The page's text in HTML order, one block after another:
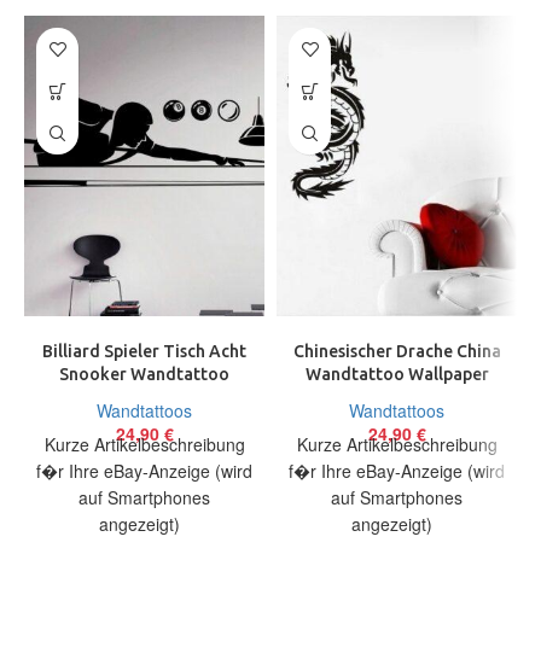
Billiard Spieler Tisch Acht
Snooker Wandtattoo
38×100 cm
Wandtattoos
24,90 €
Kurze Artikelbeschreibung
f�r Ihre eBay-Anzeige (wird
auf Smartphones
angezeigt)
Chinesischer Drache China
Wandtattoo Wallpaper
Dragon Chinese
Wandtattoos
24,90 €
Kurze Artikelbeschreibung
f�r Ihre eBay-Anzeige (wird
auf Smartphones
angezeigt)